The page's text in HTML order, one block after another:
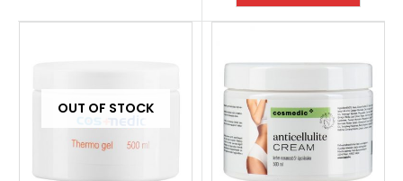
OUT OF STOCK